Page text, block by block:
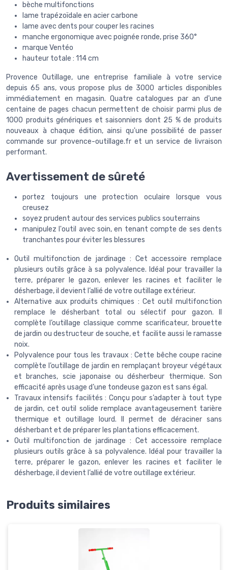
bèche multifonctions
lame trapézoïdale en acier carbone
lame avec dents pour couper les racines
manche ergonomique avec poignée ronde, prise 360°
marque Ventéo
hauteur totale : 114 cm
Provence Outillage, une entreprise familiale à votre service
depuis 65 ans, vous propose plus de 3000 articles disponibles
immédiatement en magasin. Quatre catalogues par an d'une
centaine de pages chacun permettent de choisir parmi plus de
1000 produits génériques et saisonniers dont 25 % de produits
nouveaux à chaque édition, ainsi qu'une possibilité de passer
commande sur provence-outillage.fr et un service de livraison
performant.
Avertissement de sûreté
portez toujours une protection oculaire lorsque vous
creusez
soyez prudent autour des services publics souterrains
manipulez l'outil avec soin, en tenant compte de ses dents
tranchantes pour éviter les blessures
Outil multifonction de jardinage : Cet accessoire remplace
plusieurs outils grâce à sa polyvalence. Idéal pour travailler la
terre, préparer le gazon, enlever les racines et faciliter le
désherbage, il devient l’allié de votre outillage extérieur.
Alternative aux produits chimiques : Cet outil multifonction
remplace le désherbant total ou sélectif pour gazon. Il
complète l’outillage classique comme scarificateur, brouette
de jardin ou destructeur de souche, et facilite aussi le ramasse
noix.
Polyvalence pour tous les travaux : Cette bêche coupe racine
complète l’outillage de jardin en remplaçant broyeur végétaux
et branches, scie japonaise ou désherbeur thermique. Son
efficacité après usage d’une tondeuse gazon est sans égal.
Travaux intensifs facilités : Conçu pour s’adapter à tout type
de jardin, cet outil solide remplace avantageusement tarière
thermique et outillage lourd. Il permet de déraciner sans
désherbant et de préparer les plantations efficacement.
Outil multifonction de jardinage : Cet accessoire remplace
plusieurs outils grâce à sa polyvalence. Idéal pour travailler la
terre, préparer le gazon, enlever les racines et faciliter le
désherbage, il devient l’allié de votre outillage extérieur.
Produits similaires